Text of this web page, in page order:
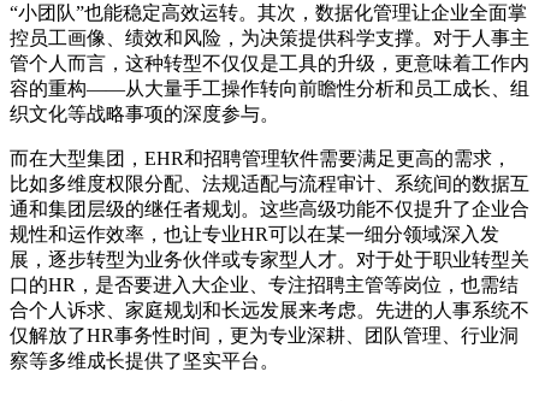
“小团队”也能稳定高效运转。其次，数据化管理让企业全面掌
控员工画像、绩效和风险，为决策提供科学支撑。对于人事主
管个人而言，这种转型不仅仅是工具的升级，更意味着工作内
容的重构——从大量手工操作转向前瞻性分析和员工成长、组
织文化等战略事项的深度参与。
而在大型集团，EHR和招聘管理软件需要满足更高的需求，
比如多维度权限分配、法规适配与流程审计、系统间的数据互
通和集团层级的继任者规划。这些高级功能不仅提升了企业合
规性和运作效率，也让专业HR可以在某一细分领域深入发
展，逐步转型为业务伙伴或专家型人才。对于处于职业转型关
口的HR，是否要进入大企业、专注招聘主管等岗位，也需结
合个人诉求、家庭规划和长远发展来考虑。先进的人事系统不
仅解放了HR事务性时间，更为专业深耕、团队管理、行业洞
察等多维成长提供了坚实平台。